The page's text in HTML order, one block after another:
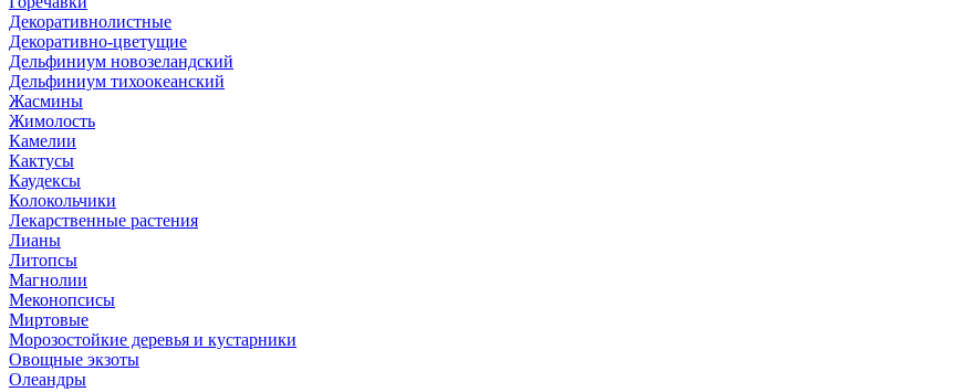
Декоративнолистные
Декоративно-цветущие
Дельфиниум новозеландский
Дельфиниум тихоокеанский
Жасмины
Жимолость
Камелии
Кактусы
Каудексы
Колокольчики
Лекарственные растения
Лианы
Литопсы
Магнолии
Меконопсисы
Миртовые
Морозостойкие деревья и кустарники
Овощные экзоты
Олеандры